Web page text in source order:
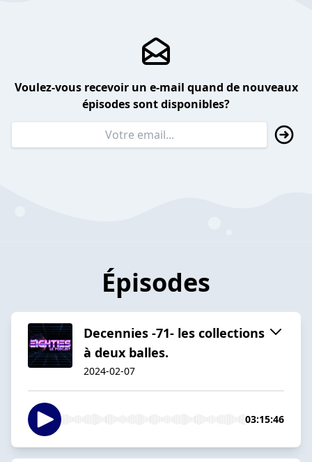
Voulez-vous recevoir un e-mail quand de nouveaux
épisodes sont disponibles?
Épisodes
Decennies -71- les collections
à deux balles.
2024-02-07
03:15:46